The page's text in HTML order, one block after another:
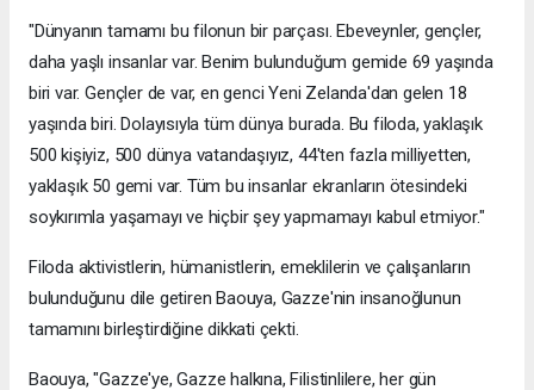
"Dünyanın tamamı bu filonun bir parçası. Ebeveynler, gençler,
daha yaşlı insanlar var. Benim bulunduğum gemide 69 yaşında
biri var. Gençler de var, en genci Yeni Zelanda'dan gelen 18
yaşında biri. Dolayısıyla tüm dünya burada. Bu filoda, yaklaşık
500 kişiyiz, 500 dünya vatandaşıyız, 44'ten fazla milliyetten,
yaklaşık 50 gemi var. Tüm bu insanlar ekranların ötesindeki
soykırımla yaşamayı ve hiçbir şey yapmamayı kabul etmiyor."
Filoda aktivistlerin, hümanistlerin, emeklilerin ve çalışanların
bulunduğunu dile getiren Baouya, Gazze'nin insanoğlunun
tamamını birleştirdiğine dikkati çekti.
Baouya, "Gazze'ye, Gazze halkına, Filistinlilere, her gün